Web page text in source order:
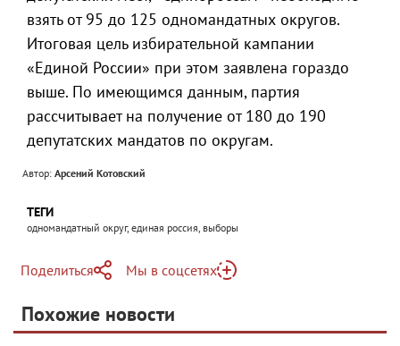
взять от 95 до 125 одномандатных округов.
Итоговая цель избирательной кампании
«Единой России» при этом заявлена гораздо
выше. По имеющимся данным, партия
рассчитывает на получение от 180 до 190
депутатских мандатов по округам.
Автор: Арсений Котовский
ТЕГИ
одномандатный округ, единая россия, выборы
Поделиться
Telegram
Мы в соцсетях
Яндекс Дзен
Похожие новости